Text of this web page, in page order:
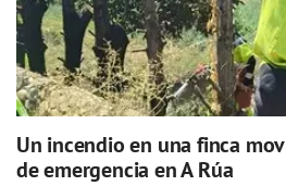
Un incendio en una finca
de emergencia en A Rúa